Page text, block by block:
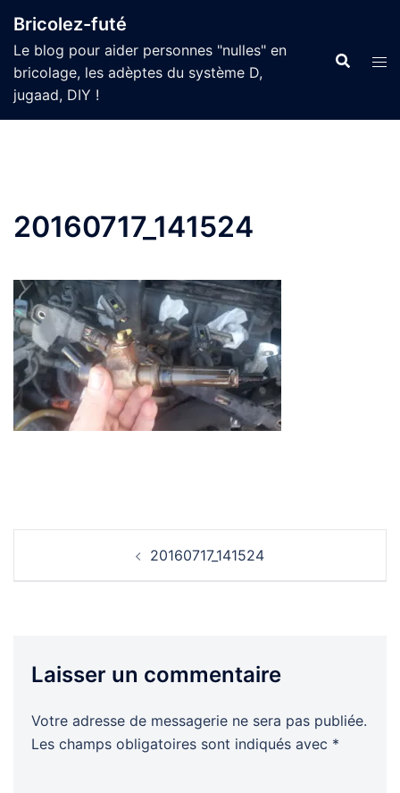
au
contenu
Bricolez-futé
Le blog pour aider personnes "nulles" en
bricolage, les adèptes du système D,
jugaad, DIY !
20160717_141524
20160717_141524
Laisser un commentaire
Votre adresse de messagerie ne sera pas publiée.
Les champs obligatoires sont indiqués avec *